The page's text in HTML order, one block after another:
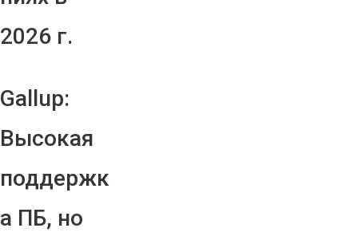
2026 г.
Gallup:
Высокая
поддержк
а ПБ, но